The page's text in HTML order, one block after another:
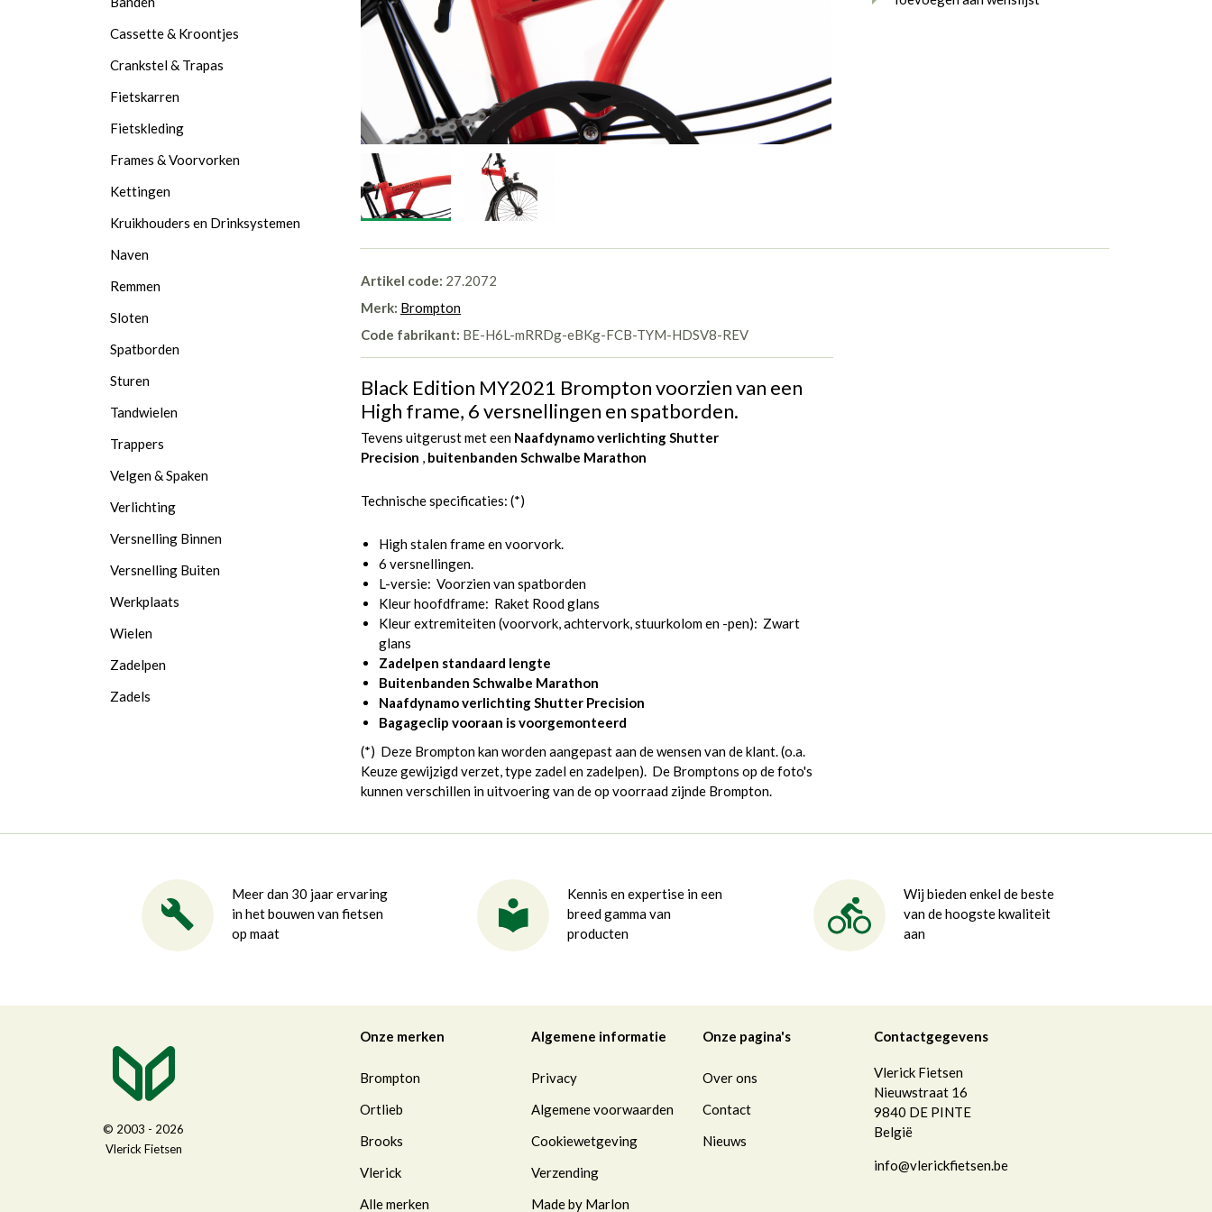
Artikel code: 27.2072
Merk: Brompton
Code fabrikant: BE-H6L-mRRDg-eBKg-FCB-TYM-HDSV8-REV
Black Edition MY2021 Brompton voorzien van een
High frame, 6 versnellingen en spatborden.
Tevens uitgerust met een Naafdynamo verlichting Shutter
Precision , buitenbanden Schwalbe Marathon
Technische specificaties: (*)
High stalen frame en voorvork.
6 versnellingen.
L-versie: Voorzien van spatborden
Kleur hoofdframe: Raket Rood glans
Kleur extremiteiten (voorvork, achtervork, stuurkolom en -pen): Zwart
glans
Zadelpen standaard lengte
Buitenbanden Schwalbe Marathon
Naafdynamo verlichting Shutter Precision
Bagageclip vooraan is voorgemonteerd
(*) Deze Brompton kan worden aangepast aan de wensen van de klant. (o.a.
Keuze gewijzigd verzet, type zadel en zadelpen). De Bromptons op de foto's
kunnen verschillen in uitvoering van de op voorraad zijnde Brompton.
Cassette & Kroontjes
Crankstel & Trapas
Fietskarren
Fietskleding
Frames & Voorvorken
Kettingen
Kruikhouders en Drinksystemen
Naven
Remmen
Sloten
Spatborden
Sturen
Tandwielen
Trappers
Velgen & Spaken
Verlichting
Versnelling Binnen
Versnelling Buiten
Werkplaats
Wielen
Zadelpen
Zadels
Meer dan 30 jaar ervaring
in het bouwen van fietsen
op maat
Kennis en expertise in een
breed gamma van
producten
Wij bieden enkel de beste
van de hoogste kwaliteit
aan
© 2003 - 2026
Vlerick Fietsen
Onze merken
Brompton
Ortlieb
Brooks
Vlerick
Alle merken
Algemene informatie
Privacy
Algemene voorwaarden
Cookiewetgeving
Verzending
Made by Marlon
Onze pagina's
Over ons
Contact
Nieuws
Contactgegevens
Vlerick Fietsen
Nieuwstraat 16
9840 DE PINTE
België
info@vlerickfietsen.be